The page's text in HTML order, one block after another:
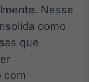
Nesse
como
que
com